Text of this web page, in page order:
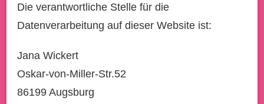
Die verantwortliche Stelle für die
Datenverarbeitung auf dieser Website ist:
Jana Wickert
Oskar-von-Miller-Str.52
86199 Augsburg